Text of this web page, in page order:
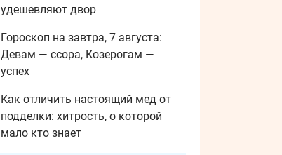
удешевляют двор
Гороскоп на завтра, 7 августа:
Девам — ссора, Козерогам —
успех
Как отличить настоящий мед от
подделки: хитрость, о которой
мало кто знает